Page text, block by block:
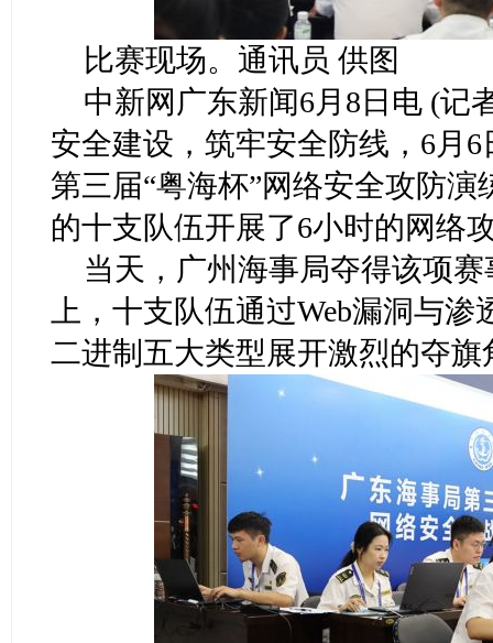
比赛现场。通讯员 供图
中新网广东新闻6月8日电 (记
安全建设，筑牢安全防线，6月
第三届“粤海杯”网络安全攻防
的十支队伍开展了6小时的网络
当天，广州海事局夺得该项
上，十支队伍通过Web漏洞与
二进制五大类型展开激烈的夺旗